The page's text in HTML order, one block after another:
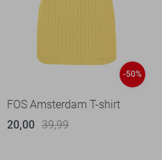
-50%
FOS Amsterdam T-shirt
20,00 39,99